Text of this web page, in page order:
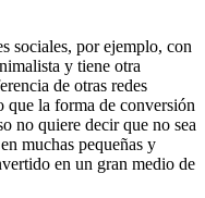
sociales, por ejemplo, con
y tiene otra
de otras redes
que la forma de conversión
no quiere decir que no sea
muchas pequeñas y
en un gran medio de